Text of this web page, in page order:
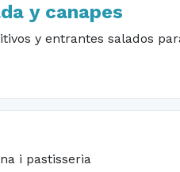
y canapes
y entrantes salados
i pastisseria